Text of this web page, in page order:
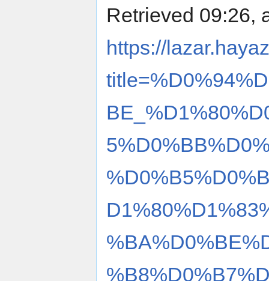
Retrieved 09:26,
https://